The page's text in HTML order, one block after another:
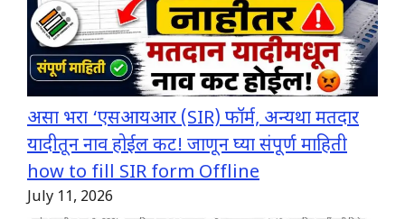
असा भरा ‘एसआयआर (SIR) फॉर्म, अन्यथा मतदार
यादीतून नाव होईल कट! जाणून घ्या संपूर्ण माहिती
how to fill SIR form Offline
July 11, 2026